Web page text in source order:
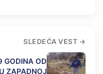
SLEDEĆA VEST
GODINA OD
ZAPADNOJ